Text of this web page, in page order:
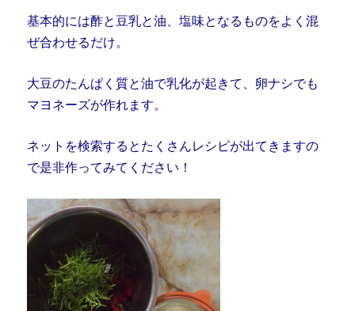
基本的には酢と豆乳と油、塩味となるものをよく混
ぜ合わせるだけ。
大豆のたんぱく質と油で乳化が起きて、卵ナシでも
マヨネーズが作れます。
ネットを検索するとたくさんレシピが出てきますの
で是非作ってみてください！